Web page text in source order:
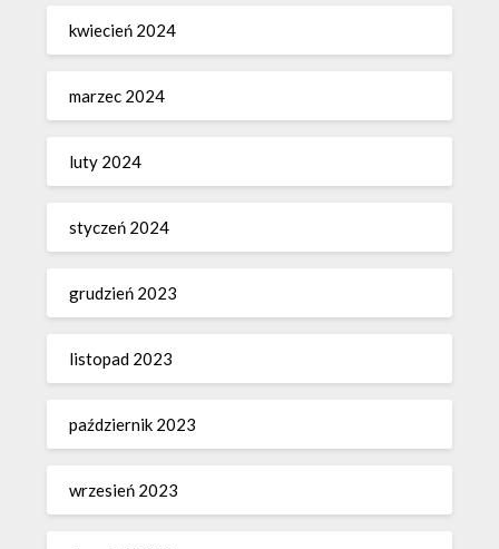
kwiecień 2024
marzec 2024
luty 2024
styczeń 2024
grudzień 2023
listopad 2023
październik 2023
wrzesień 2023